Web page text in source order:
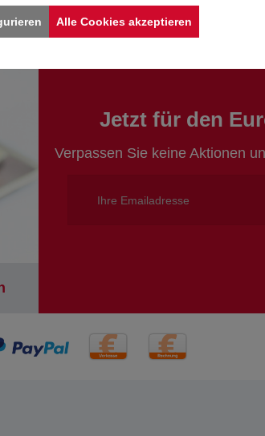
Jetzt für den
Verpassen Sie keine Aktionen
Alle Cookies akzeptieren